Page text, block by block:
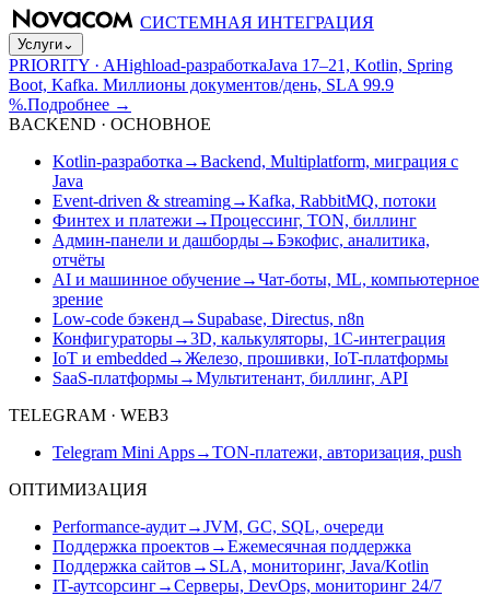
СИСТЕМНАЯ ИНТЕГРАЦИЯ
Услуги⌄
PRIORITY · AHighload-разработкаJava 17–21, Kotlin, Spring
Boot, Kafka. Миллионы документов/день, SLA 99.9
%.Подробнее →
BACKEND · ОСНОВНОЕ
Kotlin-разработка →Backend, Multiplatform, миграция с
Java
Event-driven & streaming→Kafka, RabbitMQ, потоки
Финтех и платежи →Процессинг, TON, биллинг
Админ-панели и дашборды→Бэкофис, аналитика,
отчёты
AI и машинное обучение→Чат-боты, ML, компьютерное
зрение
Low-code бэкенд→ Supabase, Directus, n8n
Конфигураторы→3D, калькуляторы, 1С-интеграция
IoT и embedded →Железо, прошивки, IoT-платформы
SaaS-платформы→Мультитенант, биллинг, API
TELEGRAM · WEB3
Telegram Mini Apps→TON-платежи, авторизация, push
ОПТИМИЗАЦИЯ
Performance-аудит→JVM, GC, SQL, очереди
Поддержка проектов →Ежемесячная поддержка
Поддержка сайтов → SLA, мониторинг, Java/Kotlin
IT-аутсорсинг→Серверы, DevOps, мониторинг 24/7